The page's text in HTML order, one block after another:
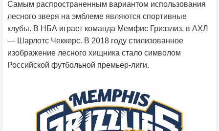
Самым распространенным вариантом использования
лесного зверя на эмблеме являются спортивные
клубы. В НБА играет команда Мемфис Гриззлиз, в АХЛ
— Шарлотс Чеккерс. В 2018 году стилизованное
изображение лесного хищника стало символом
Российской футбольной премьер-лиги.